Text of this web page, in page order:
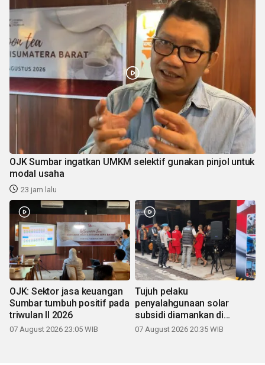
OJK Sumbar ingatkan UMKM selektif gunakan pinjol untuk
modal usaha
23 jam lalu
OJK: Sektor jasa keuangan
Sumbar tumbuh positif pada
triwulan II 2026
07 August 2026 23:05 WIB
Tujuh pelaku
penyalahgunaan solar
subsidi diamankan di
Sumbar
07 August 2026 20:35 WIB